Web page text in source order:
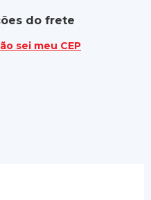
do frete
sei meu CEP